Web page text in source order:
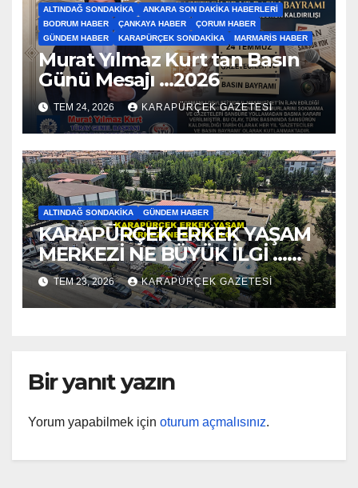
ALTINDAĞ SONDAKIKA
ANKARA SON DAKIKA HABERLERI
BODRUM HABER
ÇANKAYA HABER
ÇORUM HABER
GÜNDEM HABER
KARAPÜRÇEK SONDAKIKA MARMARIS HABER
Murat Yılmaz Kurt tan Basın
Günü Mesajı …2026
TEM 24, 2026 KARAPÜRÇEK GAZETESİ
ALTINDAĞ SONDAKIKA GÜNDEM HABER
KARAPÜRÇEK ERKEK YAŞAM
MERKEZİ NE BÜYÜK İLGİ …
2026
TEM 23, 2026 KARAPÜRÇEK GAZETESİ
Bir yanıt yazın
Yorum yapabilmek için oturum açmalısınız.